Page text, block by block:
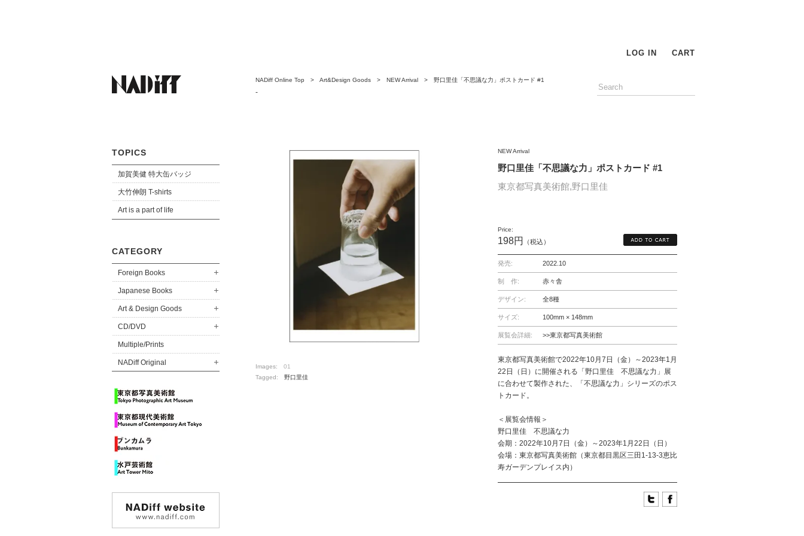
TOPICS
加賀美健 特大缶バッジ
大竹伸朗 T-shirts
Art is a part of life
CATEGORY
Foreign Books
Japanese Books
Art & Design Goods
CD/DVD
Multiple/Prints
NADiff Original
LOG IN CART
NADiff Online Top > Art&Design Goods > NEW Arrival > 野口里佳「不思議な力」ポストカード #1
-
Images: 01
Tagged: 野口里佳
NEW Arrival
野口里佳「不思議な力」ポストカード #1
東京都写真美術館,野口里佳
Price:
198円 （税込）
発売: 2022.10
制 作: 赤々舎
デザイン: 全8種
サイズ: 100mm × 148mm
展覧会詳細: >>東京都写真美術館
東京都写真美術館で2022年10月7日（金）～2023年1月
22日（日）に開催される「野口里佳 不思議な力」展
に合わせて製作された、「不思議な力」シリーズのポス
トカード。
＜展覧会情報＞
野口里佳 不思議な力
会期：2022年10月7日（金）～2023年1月22日（日）
会場：東京都写真美術館（東京都目黒区三田1-13-3恵比
寿ガーデンプレイス内）